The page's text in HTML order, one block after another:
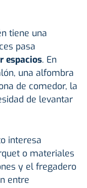
tiene una
pasa
espacios. En
una alfombra
de comedor, la
de levantar
interesa
o materiales
y el fregadero
entre